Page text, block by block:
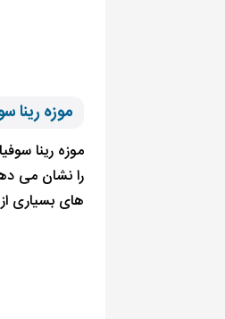
موزه رینا
های بسیاری از Joan Miró می باشد. با رزرو ارزان ترین تور اروپا میتوانید آثار بی نظیر این موزه را از نزدیک مشاهده کنید.